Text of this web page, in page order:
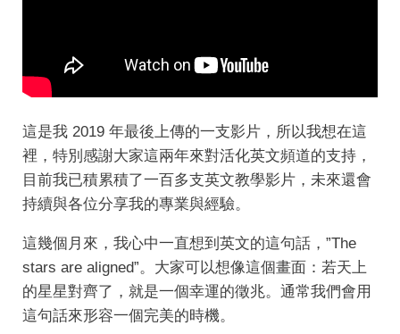
這是我 2019 年最後上傳的一支影片，所以我想在這
裡，特別感謝大家這兩年來對活化英文頻道的支持，
目前我已積累積了一百多支英文教學影片，未來還會
持續與各位分享我的專業與經驗。
這幾個月來，我心中一直想到英文的這句話，”The
stars are aligned”。大家可以想像這個畫面：若天上
的星星對齊了，就是一個幸運的徵兆。通常我們會用
這句話來形容一個完美的時機。